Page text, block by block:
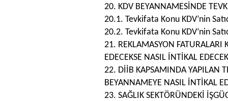
20. KDV BEYANNAMESİNDE
20.1. Tevkifata Konu KDV’nin
20.2. Tevkifata Konu KDV’nin
21. REKLAMASYON FATURALARI
EDECEKSE NASIL İNTİKAL
22. DİİB KAPSAMINDA YAPILAN
BEYANNAMEYE NASIL İNTİKAL
23. SAĞLIK SEKTÖRÜNDEKİ